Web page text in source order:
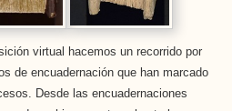
virtual hacemos un recorrido por
de encuadernación que han marcado
Desde las encuadernaciones